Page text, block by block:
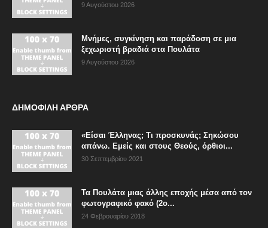
9 Αυγούστου 2026
Μνήμες, συγκίνηση και παράδοση σε μια
ξεχωριστή βραδιά στα Πουλάτα
9 Αυγούστου 2026
ΔΗΜΟΦΙΛΗ ΑΡΘΡΑ
«Είσαι Έλληνας; Τι προσκυνάς; Σηκώσου
απάνω. Εμείς και στους Θεούς, όρθιοι...
30 Σεπτεμβρίου 2021
Τα Πουλάτα μιας άλλης εποχής μέσα από τον
φωτογραφικό φακό (2ο...
24 Φεβρουαρίου 2018